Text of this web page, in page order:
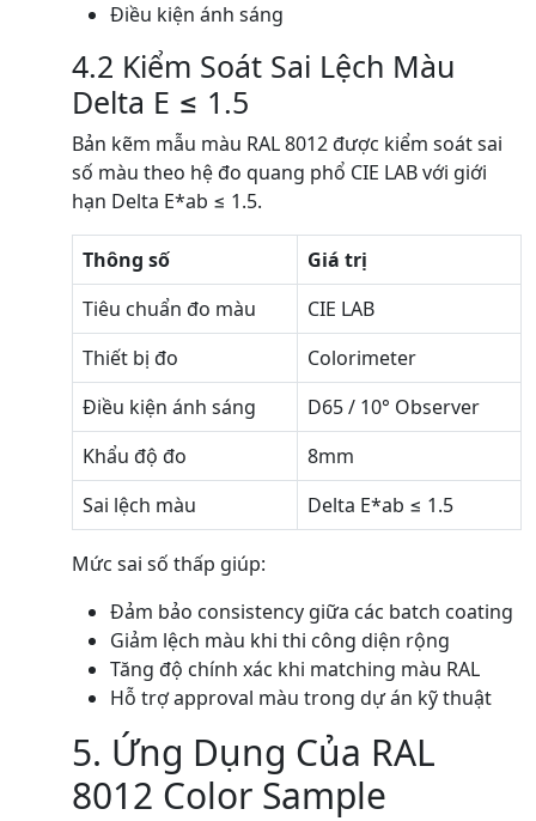
Điều kiện ánh sáng
4.2 Kiểm Soát Sai Lệch Màu
Delta E ≤ 1.5
Bản kẽm mẫu màu RAL 8012 được kiểm soát sai
số màu theo hệ đo quang phổ CIE LAB với giới
hạn Delta E*ab ≤ 1.5.
Thông số
Giá trị
Tiêu chuẩn đo màu
CIE LAB
Thiết bị đo
Colorimeter
Điều kiện ánh sáng
D65 / 10° Observer
Khẩu độ đo
8mm
Sai lệch màu
Delta E*ab ≤ 1.5
Mức sai số thấp giúp:
Đảm bảo consistency giữa các batch coating
Giảm lệch màu khi thi công diện rộng
Tăng độ chính xác khi matching màu RAL
Hỗ trợ approval màu trong dự án kỹ thuật
5. Ứng Dụng Của RAL
8012 Color Sample